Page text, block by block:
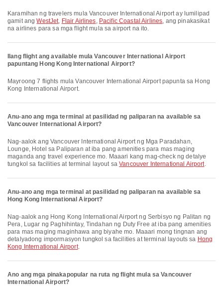
Karamihan ng travelers mula Vancouver International Airport ay lumilipad
gamit angWestJet, Flair Airlines, Pacific Coastal Airlines, ang pinakasikat
na airlines para sa mga flight mula sa airport na ito.
Ilang flight ang available mula Vancouver International Airport
papuntang Hong Kong International Airport?
Mayroong 7 flights mula Vancouver International Airport papunta sa Hong
Kong International Airport.
Anu-ano ang mga terminal at pasilidad ng paliparan na available sa
Vancouver International Airport?
Nag-aalok ang Vancouver International Airport ng Mga Paradahan,
Lounge, Hotel sa Paliparan at iba pang amenities para mas maging
maganda ang travel experience mo. Maaari kang mag-check ng detalye
tungkol sa facilities at terminal layout saVancouver International Airport.
Anu-ano ang mga terminal at pasilidad ng paliparan na available sa
Hong Kong International Airport?
Nag-aalok ang Hong Kong International Airport ng Serbisyo ng Palitan ng
Pera, Lugar ng Paghihintay, Tindahan ng Duty Free at iba pang amenities
para mas maging maginhawa ang biyahe mo. Maaari mong tingnan ang
detalyadong impormasyon tungkol sa facilities at terminal layouts sa Hong
Kong International Airport.
Ano ang mga pinakapopular na ruta ng flight mula sa Vancouver
International Airport?